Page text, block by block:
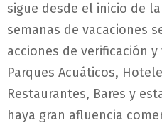
sigue desde el inicio de
semanas de vacaciones
acciones de verificación
Parques Acuáticos,
Restaurantes, Bares y
haya gran afluencia